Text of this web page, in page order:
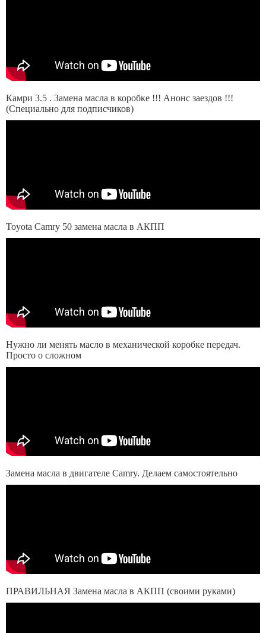
Камри 3.5 . Замена масла в коробке !!! Анонс заездов !!!
(Специально для подписчиков)
Toyota Camry 50 замена масла в АКПП
Нужно ли менять масло в механической коробке передач.
Просто о сложном
Замена масла в двигателе Camry. Делаем самостоятельно
ПРАВИЛЬНАЯ Замена масла в АКПП (своими руками)